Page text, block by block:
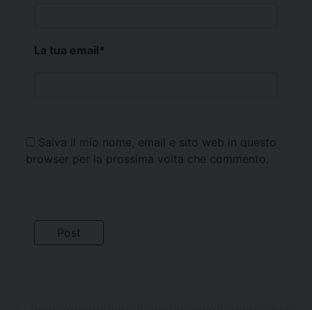
La tua email*
Salva il mio nome, email e sito web in questo
browser per la prossima volta che commento.